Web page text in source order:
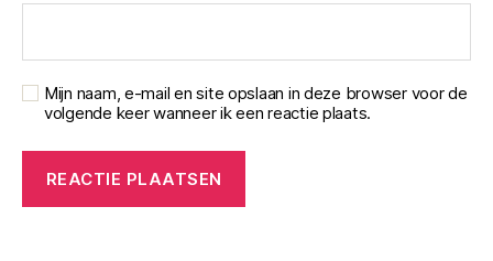
Mijn naam, e-mail en site opslaan in deze browser voor de
volgende keer wanneer ik een reactie plaats.